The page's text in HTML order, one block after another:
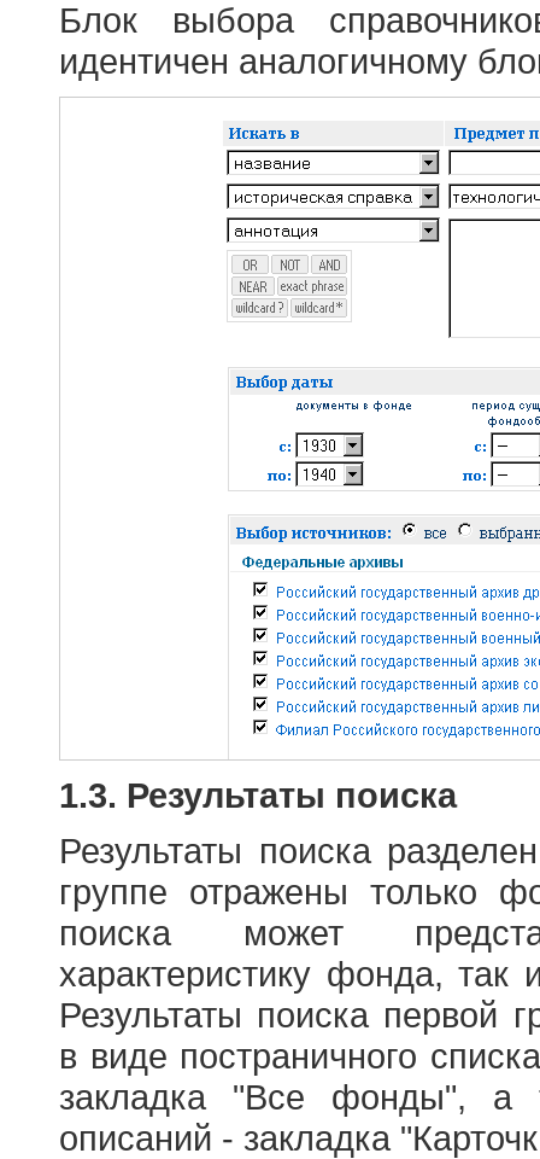
Блок выбора
идентичен аналогичному
1.3. Результаты поиска
Результаты поиска
группе отражены только
поиска может
характеристику фонда,
Результаты поиска первой
в виде постраничного
закладка "Все фонды", а
описаний - закладка